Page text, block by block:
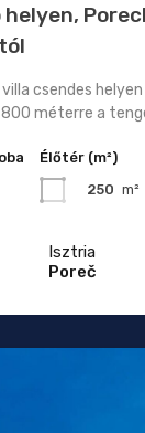
villa csendes
méterre a
Élőtér (m²)
250 m²
Isztria
Poreč